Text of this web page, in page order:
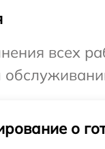
всех
о